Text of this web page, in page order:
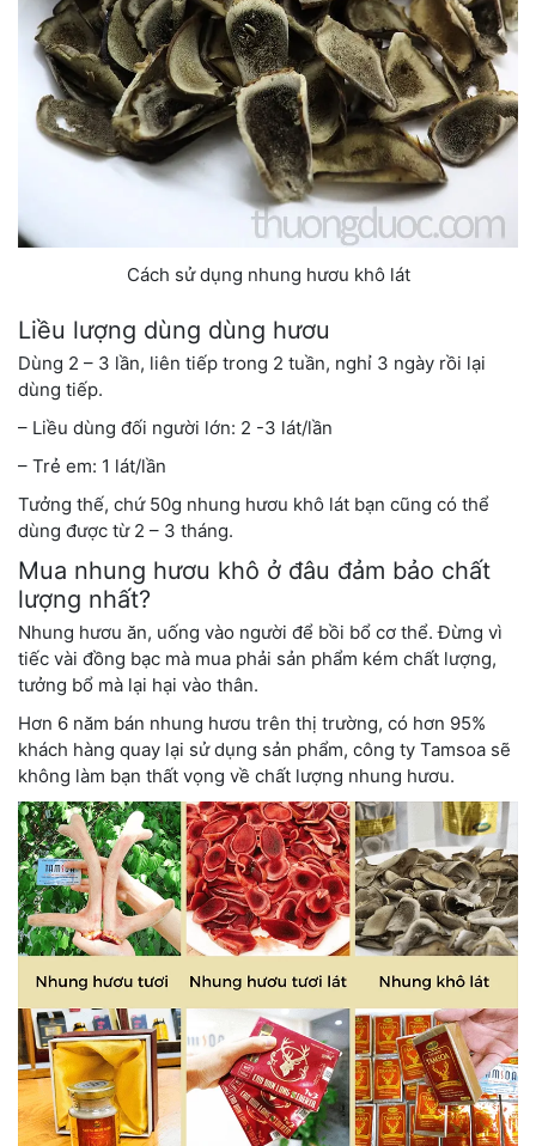
Cách sử dụng nhung hươu khô lát
Liều lượng dùng dùng hươu
Dùng 2 – 3 lần, liên tiếp trong 2 tuần, nghỉ 3 ngày rồi lại
dùng tiếp.
– Liều dùng đối người lớn: 2 -3 lát/lần
– Trẻ em: 1 lát/lần
Tưởng thế, chứ 50g nhung hươu khô lát bạn cũng có thể
dùng được từ 2 – 3 tháng.
Mua nhung hươu khô ở đâu đảm bảo chất
lượng nhất?
Nhung hươu ăn, uống vào người để bồi bổ cơ thể. Đừng vì
tiếc vài đồng bạc mà mua phải sản phẩm kém chất lượng,
tưởng bổ mà lại hại vào thân.
Hơn 6 năm bán nhung hươu trên thị trường, có hơn 95%
khách hàng quay lại sử dụng sản phẩm, công ty Tamsoa sẽ
không làm bạn thất vọng về chất lượng nhung hươu.